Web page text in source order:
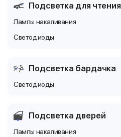
Подсветка для чтения
Лампы накаливания
Светодиоды
Подсветка бардачка
Светодиоды
Подсветка дверей
Лампы накаливания